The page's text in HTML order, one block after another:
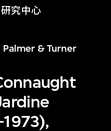
研究中心
Palmer & Turner
二十一世纪视觉